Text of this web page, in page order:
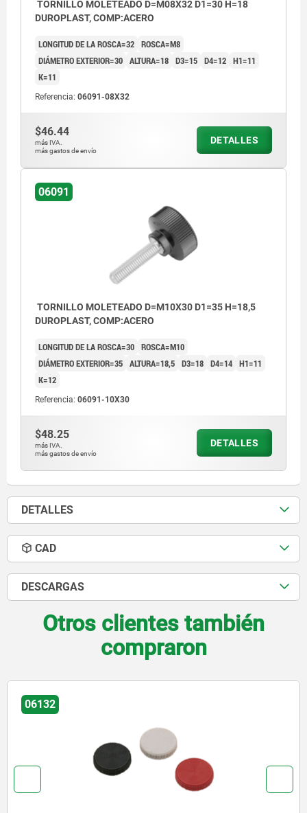
TORNILLO MOLETEADO D=M08X32 D1=30 H=18
DUROPLAST, COMP:ACERO
LONGITUD DE LA ROSCA=32 ROSCA=M8
DIÁMETRO EXTERIOR=30 ALTURA=18 D3=15 D4=12 H1=11
K=11
Referencia: 06091-08X32
$46.44
más IVA.
más gastos de envío
DETALLES
06091
TORNILLO MOLETEADO D=M10X30 D1=35 H=18,5
DUROPLAST, COMP:ACERO
LONGITUD DE LA ROSCA=30 ROSCA=M10
DIÁMETRO EXTERIOR=35 ALTURA=18,5 D3=18 D4=14 H1=11
K=12
Referencia: 06091-10X30
$48.25
más IVA.
más gastos de envío
DETALLES
DETALLES
CAD
DESCARGAS
Otros clientes también
compraron
06132